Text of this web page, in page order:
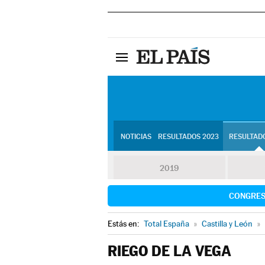
NOTICIAS RESULTADOS 2023
2019
Estás en: Total España » Castilla y León »
RIEGO DE LA VEGA